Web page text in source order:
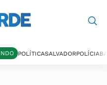
POLÍTICASALVADORPOLÍCIA